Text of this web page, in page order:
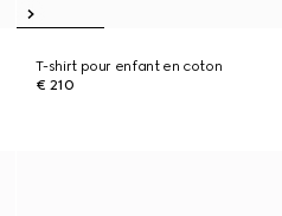
T-shirt pour enfant en coton
€ 210